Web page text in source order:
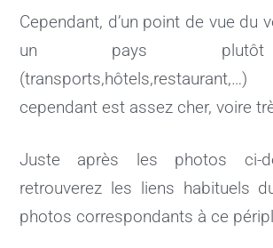
Cependant, d’un point de vue du
un pays
cependant est assez cher, voire
Juste après les photos ci-
retrouverez les liens habituels
photos correspondants à ce